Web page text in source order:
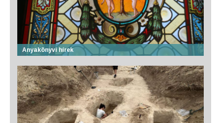
Anyakönyvi hírek